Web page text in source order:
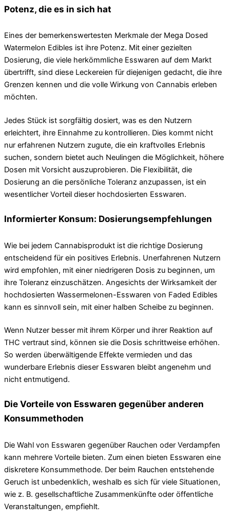
Potenz, die es in sich hat
Eines der bemerkenswertesten Merkmale der Mega Dosed
Watermelon Edibles ist ihre Potenz. Mit einer gezielten
Dosierung, die viele herkömmliche Esswaren auf dem Markt
übertrifft, sind diese Leckereien für diejenigen gedacht, die ihre
Grenzen kennen und die volle Wirkung von Cannabis erleben
möchten.
Jedes Stück ist sorgfältig dosiert, was es den Nutzern
erleichtert, ihre Einnahme zu kontrollieren. Dies kommt nicht
nur erfahrenen Nutzern zugute, die ein kraftvolles Erlebnis
suchen, sondern bietet auch Neulingen die Möglichkeit, höhere
Dosen mit Vorsicht auszuprobieren. Die Flexibilität, die
Dosierung an die persönliche Toleranz anzupassen, ist ein
wesentlicher Vorteil dieser hochdosierten Esswaren.
Informierter Konsum: Dosierungsempfehlungen
Wie bei jedem Cannabisprodukt ist die richtige Dosierung
entscheidend für ein positives Erlebnis. Unerfahrenen Nutzern
wird empfohlen, mit einer niedrigeren Dosis zu beginnen, um
ihre Toleranz einzuschätzen. Angesichts der Wirksamkeit der
hochdosierten Wassermelonen-Esswaren von Faded Edibles
kann es sinnvoll sein, mit einer halben Scheibe zu beginnen.
Wenn Nutzer besser mit ihrem Körper und ihrer Reaktion auf
THC vertraut sind, können sie die Dosis schrittweise erhöhen.
So werden überwältigende Effekte vermieden und das
wunderbare Erlebnis dieser Esswaren bleibt angenehm und
nicht entmutigend.
Die Vorteile von Esswaren gegenüber anderen
Konsummethoden
Die Wahl von Esswaren gegenüber Rauchen oder Verdampfen
kann mehrere Vorteile bieten. Zum einen bieten Esswaren eine
diskretere Konsummethode. Der beim Rauchen entstehende
Geruch ist unbedenklich, weshalb es sich für viele Situationen,
wie z. B. gesellschaftliche Zusammenkünfte oder öffentliche
Veranstaltungen, empfiehlt.